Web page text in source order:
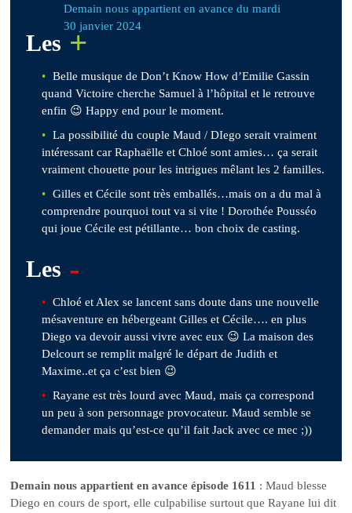
Demain nous appartient en avance du mardi
30 janvier 2024
Les +
Belle musique de Don’t Know How d’Emilie Gassin
quand Victoire cherche Samuel à l’hôpital et le retrouve
enfin 😉 Happy end pour le moment.
La possibilité du couple Maud / DIego serait vraiment
intéressant car Raphaëlle et Chloé sont amies… ça serait
vraiment chouette pour les intrigues mêlant les 2 familles.
Gilles et Cécile sont très emballés…mais on a du mal à
comprendre pourquoi tout va si vite ! Dorothée Pousséo
qui joue Cécile est pétillante… bon choix de casting.
Les -
Chloé et Alex se lancent sans doute dans une nouvelle
mésaventure en hébergeant Gilles et Cécile…. en plus
Diego va devoir aussi vivre avec eux 😉 La maison des
Delcourt se remplit malgré le départ de Judith et
Maxime..et ça c’est bien 😉
Rayane est très lourd avec Maud, mais ça correspond
un peu à son personnage provocateur. Maud semble se
demander mais qu’est-ce qu’il fait Jack avec ce mec ;))
Demain nous appartient en avance épisode 1611 : Maud blesse
Diego en cours de sport, elle culpabilise surtout que Rayane lui dit